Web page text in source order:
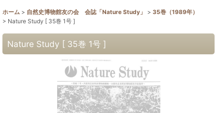
ホーム > 自然史博物館友の会 会誌「Nature Study」 > 35巻（1989年）
> Nature Study [ 35巻 1号 ]
Nature Study [ 35巻 1号 ]